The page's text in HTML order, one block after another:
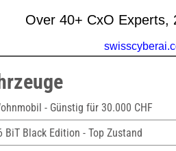
- Günstig für 30.000 CHF
BiT Black Edition - Top Zustand